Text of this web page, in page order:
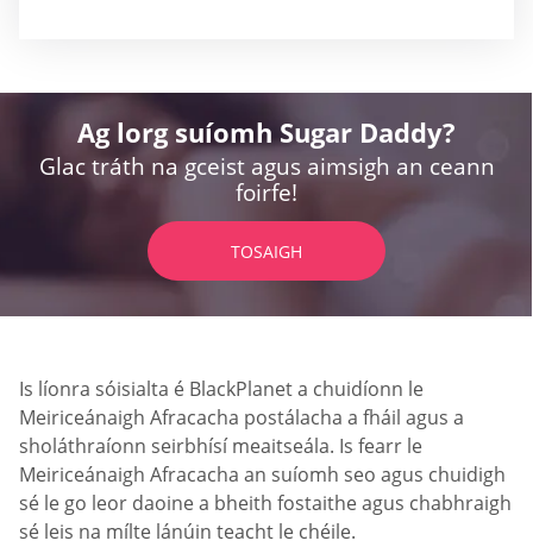
Ag lorg suíomh Sugar Daddy?
Glac tráth na gceist agus aimsigh an ceann
foirfe!
TOSAIGH
Is líonra sóisialta é BlackPlanet a chuidíonn le
Meiriceánaigh Afracacha postálacha a fháil agus a
sholáthraíonn seirbhísí meaitseála. Is fearr le
Meiriceánaigh Afracacha an suíomh seo agus chuidigh
sé le go leor daoine a bheith fostaithe agus chabhraigh
sé leis na mílte lánúin teacht le chéile.